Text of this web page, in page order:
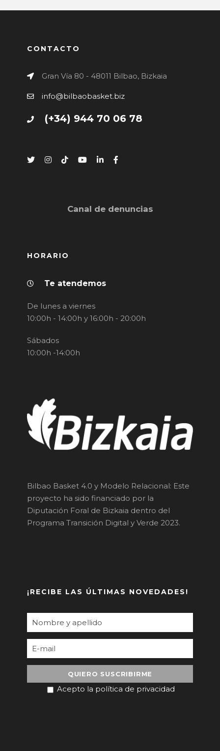
CONTACTO
Gran Vía 80 - 48011 Bilbao, Bizkaia
info@bilbaobasket.biz
(+34) 944 70 06 78
Canal de denuncias
HORARIO
Te atendemos
De lunes a viernes
10:00h - 14:00h y 16:00h - 20:00h
Sábados
10:00h -14:00h
Bilbao Basket 4.0 y Modelo Relacional: Este
proyecto ha sido financiado por la
Diputación Foral de Bizkaia dentro del
Programa Transición Digital y Verde 2023.
¡RECIBE LAS ÚLTIMAS NOVEDADES!
Acepto la política de privacidad